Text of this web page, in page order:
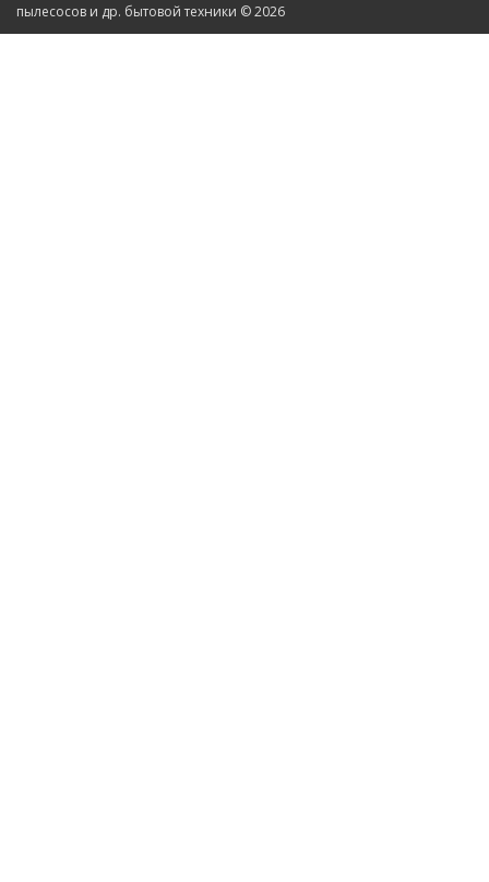
пылесосов и др. бытовой техники © 2026